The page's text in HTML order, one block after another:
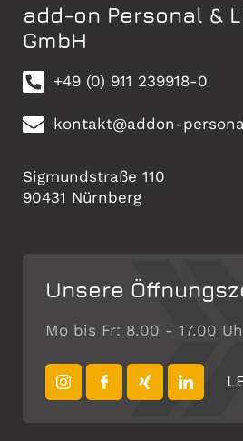
add-on Personal &
GmbH
+49 (0) 911 239918-0
kontakt@addon-
Sigmundstraße 110
90431 Nürnberg
Unsere
Mo bis Fr: 8.00 - 17.00